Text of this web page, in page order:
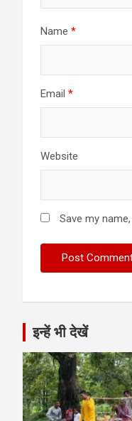
Name *
Email *
Website
Save my
इन्हें भी देखें